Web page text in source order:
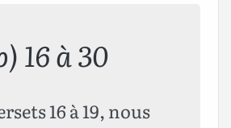
16 à 30
16 à 19, nous